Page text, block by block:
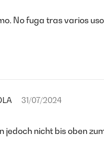
No fuga tras varios
31/07/2024
jedoch nicht bis oben